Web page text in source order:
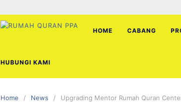
HOME CABANG
HUBUNGI KAMI
Home News Upgrading Mentor Rumah Quran